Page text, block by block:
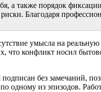
а также порядок
Благодаря
умысла на
конфликт носил
без замечаний,
одному из эпизодов.